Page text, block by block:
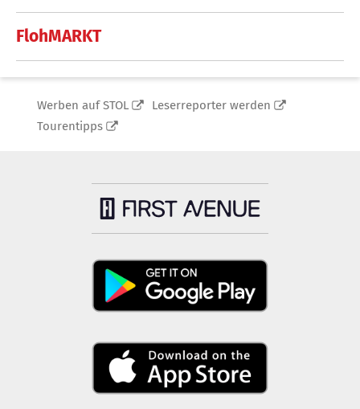
FlohMARKT
Werben auf STOL
Leserreporter werden
Tourentipps